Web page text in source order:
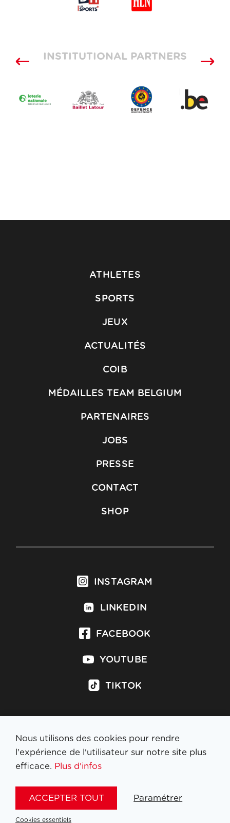
INSTITUTIONAL PARTNERS
ATHLETES
SPORTS
JEUX
ACTUALITÉS
COIB
MÉDAILLES TEAM BELGIUM
PARTENAIRES
JOBS
PRESSE
CONTACT
SHOP
INSTAGRAM
LINKEDIN
FACEBOOK
YOUTUBE
TIKTOK
S'inscrire à la newsletter
Nous utilisons des cookies pour rendre
l'expérience de l'utilisateur sur notre site plus
efficace. Plus d'infos
ACCEPTER TOUT Paramétrer
Cookies essentiels